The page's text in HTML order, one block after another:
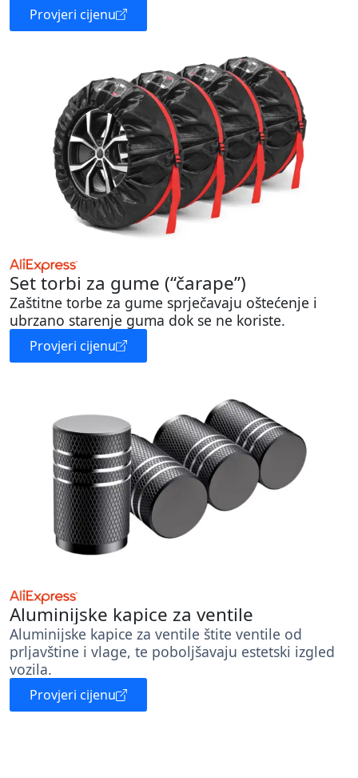
Provjeri cijenu
Set torbi za gume (“čarape”)
Zaštitne torbe za gume sprječavaju oštećenje i
ubrzano starenje guma dok se ne koriste.
Provjeri cijenu
Aluminijske kapice za ventile
Aluminijske kapice za ventile štite ventile od
prljavštine i vlage, te poboljšavaju estetski izgled
vozila.
Provjeri cijenu